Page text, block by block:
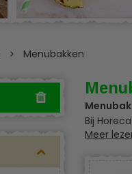
Menubakken
Bij
het
Meer